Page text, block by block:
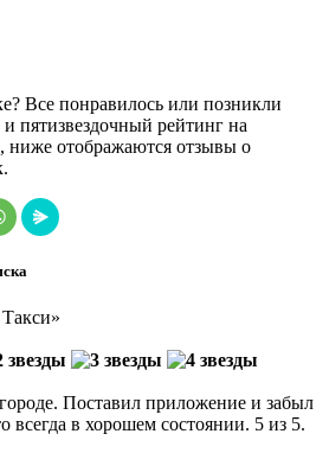
Все понравилось или позникли
пятизвездочный рейтинг на
ниже отображаются отзывы о
Поставил приложение и забыл
в хорошем состоянии. 5 из 5.